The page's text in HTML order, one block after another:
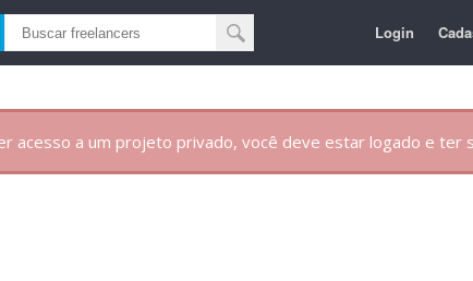
Login
acesso a um projeto privado, você deve estar logado e ter